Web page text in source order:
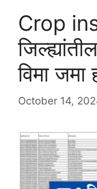
Crop
विमा जमा
October 14,